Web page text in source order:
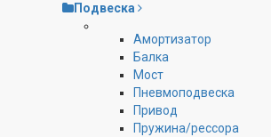
Подвеска
Амортизатор
Балка
Мост
Пневмоподвеска
Привод
Пружина/рессора